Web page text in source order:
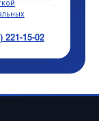
.
221-15-02